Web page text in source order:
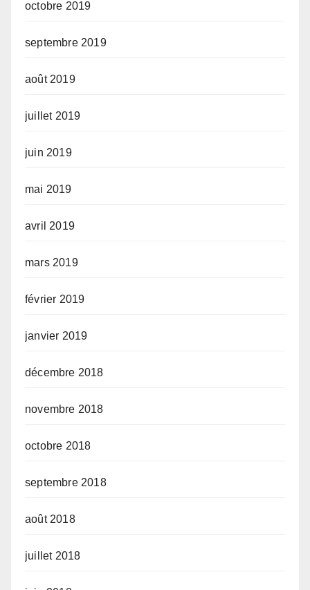
octobre 2019
septembre 2019
août 2019
juillet 2019
juin 2019
mai 2019
avril 2019
mars 2019
février 2019
janvier 2019
décembre 2018
novembre 2018
octobre 2018
septembre 2018
août 2018
juillet 2018